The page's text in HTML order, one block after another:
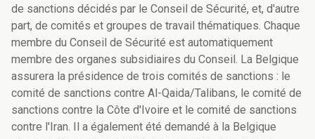
de sanctions décidés par le Conseil de Sécurité, et, d'autre
part, de comités et groupes de travail thématiques. Chaque
membre du Conseil de Sécurité est automatiquement
membre des organes subsidiaires du Conseil. La Belgique
assurera la présidence de trois comités de sanctions : le
comité de sanctions contre Al-Qaida/Talibans, le comité de
sanctions contre la Côte d'Ivoire et le comité de sanctions
contre l'Iran. Il a également été demandé à la Belgique